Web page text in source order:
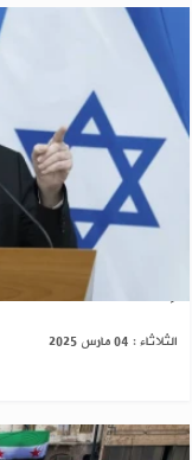
إسرائيل تكشف
الثلاثاء : 04 مارس 2025